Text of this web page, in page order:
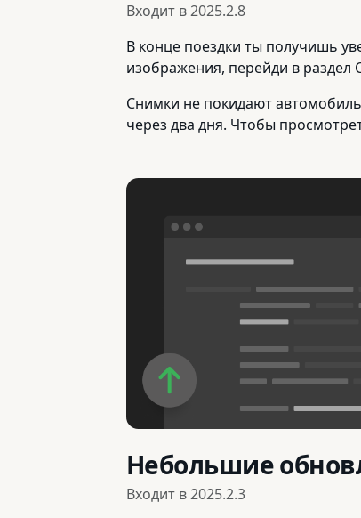
Входит в2025.2.8
В конце поездки ты получишь
изображения, перейди в раздел
Снимки не покидают
через два дня. Чтобы
Небольшие
Входит в2025.2.3